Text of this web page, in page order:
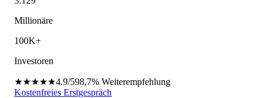
Millionäre
100K+
Investoren
★★★★★4.9/598,7% Weiterempfehlung
Kostenfreies Erstgespräch